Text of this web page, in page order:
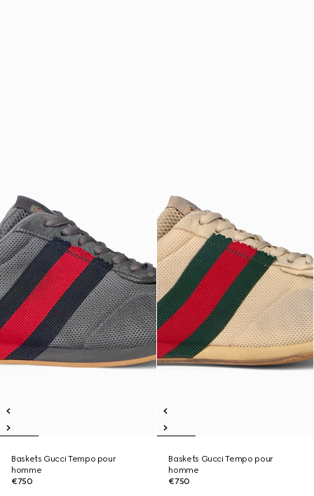
Baskets Gucci Tempo pour
homme
€750
Baskets Gucci Tempo pour
homme
€750